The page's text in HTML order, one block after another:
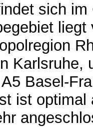
sich im
liegt
Karlsruhe,
Basel-
ist optimal